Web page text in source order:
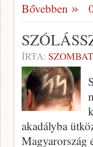
Bővebben
ÍRTA: SZOMBAT
akadályba
Magyarország